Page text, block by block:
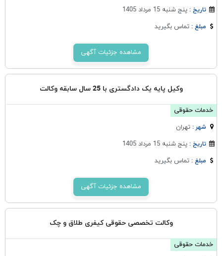
تاریخ :پنج شنبه 15 مرداد 1405
مبلغ :تماس بگیرید
مشاهده جزئیات آگهی
وکیل پایه یک دادگستری با 25 سال سابقه وکالت
خدمات حقوقی
شهر :تهران
تاریخ :پنج شنبه 15 مرداد 1405
مبلغ :تماس بگیرید
مشاهده جزئیات آگهی
وکالت تخصصی حقوقی کیفری طلاق و چک
خدمات حقوقی